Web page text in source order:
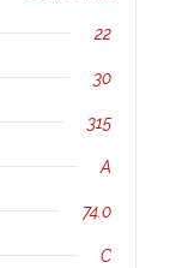
22
30
315
A
74.0
C